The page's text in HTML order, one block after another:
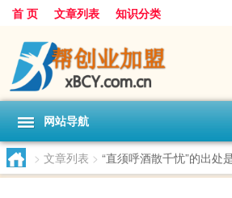
首 页 文章列表 知识分类
网站导航
> 文章列表 > “直须呼酒散千忧”的出处